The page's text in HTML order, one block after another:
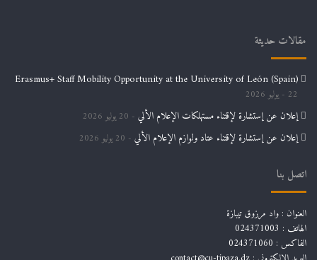
مقالات حديثة
Erasmus+ Staff Mobility Opportunity at the University of León (Spain)
22 يوليو 2026
إعلان عن إستشارة لإقتناء مستهلكات الإعلام الألي 20 يوليو 2026
إعلان عن إستشارة لإقتناء عتاد ولوازم الإعلام الألي 20 يوليو 2026
اتصل بنا
العنوان : واد مرزوق تيبازة
الهاتف : 024371003
الفاكس : 024371060